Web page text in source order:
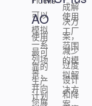
可以
模拟
一系
列场
景，
并向
您展
成解
决方
案，
减少
过度
设计
和降
AO
使用
最可
靠的
生产
计划
使用
工厂
范围
的模
拟解
决方